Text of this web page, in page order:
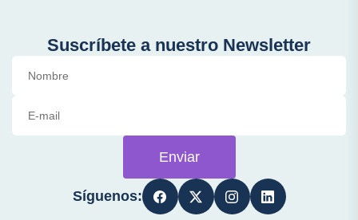
Suscríbete a nuestro Newsletter
Enviar
Síguenos: